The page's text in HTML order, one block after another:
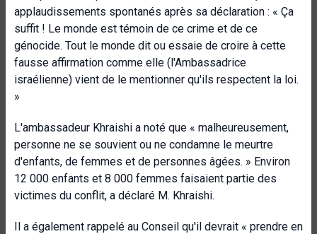
applaudissements spontanés après sa déclaration : « Ça
suffit ! Le monde est témoin de ce crime et de ce
génocide. Tout le monde dit ou essaie de croire à cette
fausse affirmation comme elle (l'Ambassadrice
israélienne) vient de le mentionner qu'ils respectent la loi.
»
L'ambassadeur Khraishi a noté que « malheureusement,
personne ne se souvient ou ne condamne le meurtre
d'enfants, de femmes et de personnes âgées. » Environ
12 000 enfants et 8 000 femmes faisaient partie des
victimes du conflit, a déclaré M. Khraishi.
Il a également rappelé au Conseil qu'il devrait « prendre en